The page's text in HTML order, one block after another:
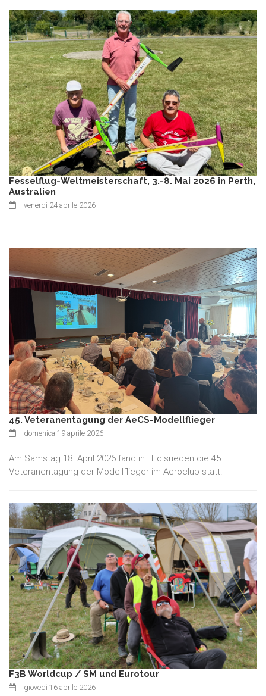
Fesselflug-Weltmeisterschaft, 3.-8. Mai 2026 in Perth,
Australien
venerdì 24 aprile 2026
45. Veteranentagung der AeCS-Modellflieger
domenica 19 aprile 2026
Am Samstag 18. April 2026 fand in Hildisrieden die 45.
Veteranentagung der Modellflieger im Aeroclub statt.
F3B Worldcup / SM und Eurotour
giovedì 16 aprile 2026